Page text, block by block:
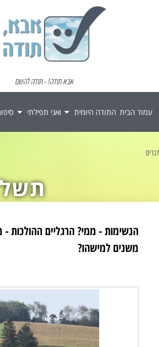
אבא תודה! - תודה להשם
עמוד הבית התודה היומית ואני תפילתי
דברים
הנשימות - ממי? הרגליים ההולכות
משנים למישהו?